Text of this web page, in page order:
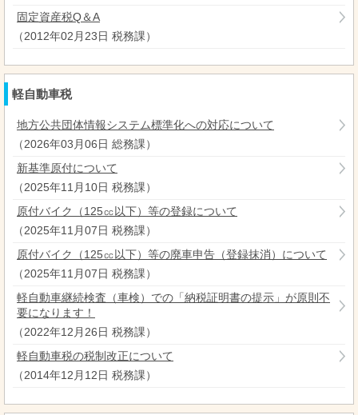
固定資産税Q＆A
（2012年02月23日 税務課）
軽自動車税
地方公共団体情報システム標準化への対応について
（2026年03月06日 総務課）
新基準原付について
（2025年11月10日 税務課）
原付バイク（125㏄以下）等の登録について
（2025年11月07日 税務課）
原付バイク（125㏄以下）等の廃車申告（登録抹消）について
（2025年11月07日 税務課）
軽自動車継続検査（車検）での「納税証明書の提示」が原則不
要になります！
（2022年12月26日 税務課）
軽自動車税の税制改正について
（2014年12月12日 税務課）